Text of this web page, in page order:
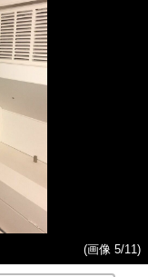
(画像 5/11)